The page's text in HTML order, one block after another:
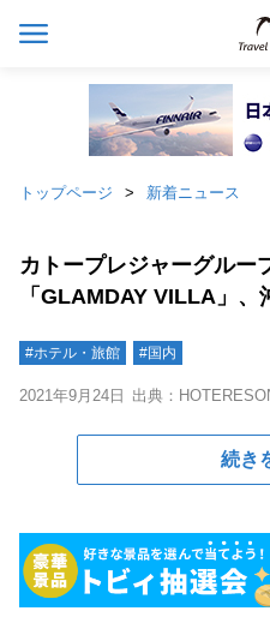
トップページ 新着ニュース
カトープレジャーグル
「GLAMDAY VILLA」
#ホテル・旅館 #国内
2021年9月24日 出典：
続き